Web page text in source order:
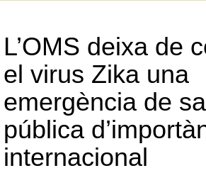
L’OMS deixa de
el virus Zika una
emergència de
pública
internacional